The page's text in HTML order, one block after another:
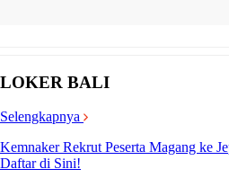
LOKER BALI
Selengkapnya
Kemnaker Rekrut Peserta Magang ke
Daftar di Sini!